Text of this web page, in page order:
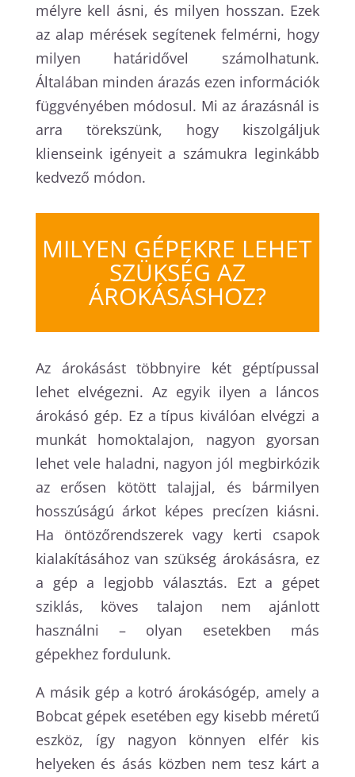
mélyre kell ásni, és milyen hosszan. Ezek
az alap mérések segítenek felmérni, hogy
milyen határidővel számolhatunk.
Általában minden árazás ezen információk
függvényében módosul. Mi az árazásnál is
arra törekszünk, hogy kiszolgáljuk
klienseink igényeit a számukra leginkább
kedvező módon.
MILYEN GÉPEKRE LEHET
SZÜKSÉG AZ
ÁROKÁSÁSHOZ?
Az árokásást többnyire két géptípussal
lehet elvégezni. Az egyik ilyen a láncos
árokásó gép. Ez a típus kiválóan elvégzi a
munkát homoktalajon, nagyon gyorsan
lehet vele haladni, nagyon jól megbirkózik
az erősen kötött talajjal, és bármilyen
hosszúságú árkot képes precízen kiásni.
Ha öntözőrendszerek vagy kerti csapok
kialakításához van szükség árokásásra, ez
a gép a legjobb választás. Ezt a gépet
sziklás, köves talajon nem ajánlott
használni – olyan esetekben más
gépekhez fordulunk.
A másik gép a kotró árokásógép, amely a
Bobcat gépek esetében egy kisebb méretű
eszköz, így nagyon könnyen elfér kis
helyeken és ásás közben nem tesz kárt a